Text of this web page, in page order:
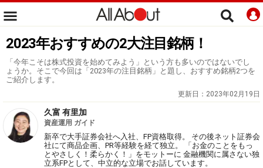
2023年おすすめの2大注目銘柄！
「今年こそは株式投資を始めてみよう」という方も多いのではないでし
ょうか。そこで今回は「2023年の注目銘柄」と題し、おすすめ銘柄2つを
ご紹介します。
更新日： 2023年02月19日
久富 有里加
資産運用 ガイド
新卒で大手証券会社へ入社、FP資格取得。 その後ネット証券会
社にて商品企画、PR等経験を経て独立。 「お金のことをもっ
とやさしく！柔らかく！」をモットーに 金融機関に属さない独
立系FPとして、中立的な立場でお話しています。